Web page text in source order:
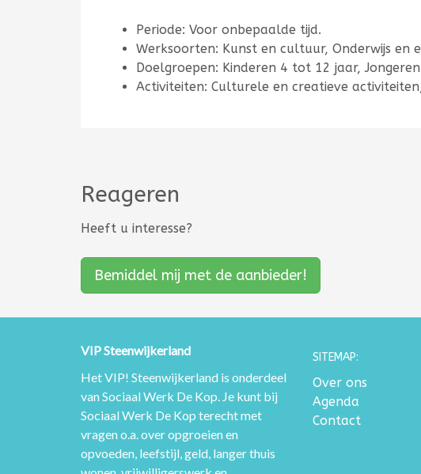
Periode: Voor onbepaalde tijd.
Werksoorten: Kunst en cultuur, Onderwijs en
Doelgroepen: Kinderen 4 tot 12 jaar,
Activiteiten: Culturele en creatieve
Reageren
Heeft u interesse?
Bemiddel mij met de aanbieder!
VIP Steenwijkerland
Het VIP! Steenwijkerland is onderdeel
van Sociaal Werk De Kop. Je kunt bij
Sociaal Werk De Kop terecht met
vragen o.a. over opgroeien en
opvoeden, leefstijl, geld, langer thuis
SITEMAP:
Over ons
Agenda
Contact